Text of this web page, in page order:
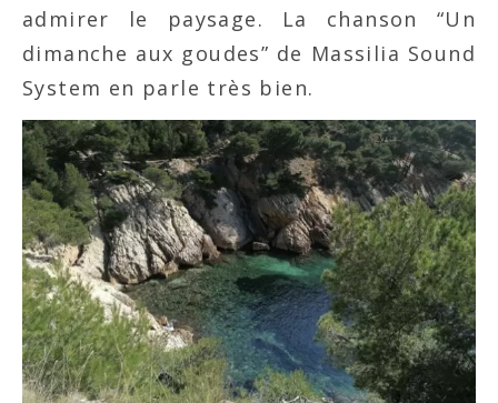
admirer le paysage. La chanson “Un
dimanche aux goudes” de Massilia Sound
System en parle très bien.